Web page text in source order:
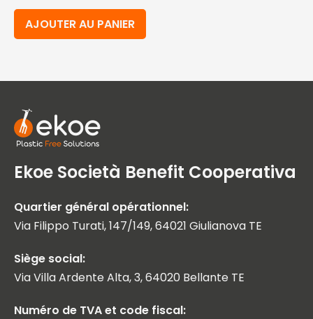
AJOUTER AU PANIER
Ekoe Società Benefit Cooperativa
Quartier général opérationnel:
Via Filippo Turati, 147/149, 64021 Giulianova TE
Siège social:
Via Villa Ardente Alta, 3, 64020 Bellante TE
Numéro de TVA et code fiscal: